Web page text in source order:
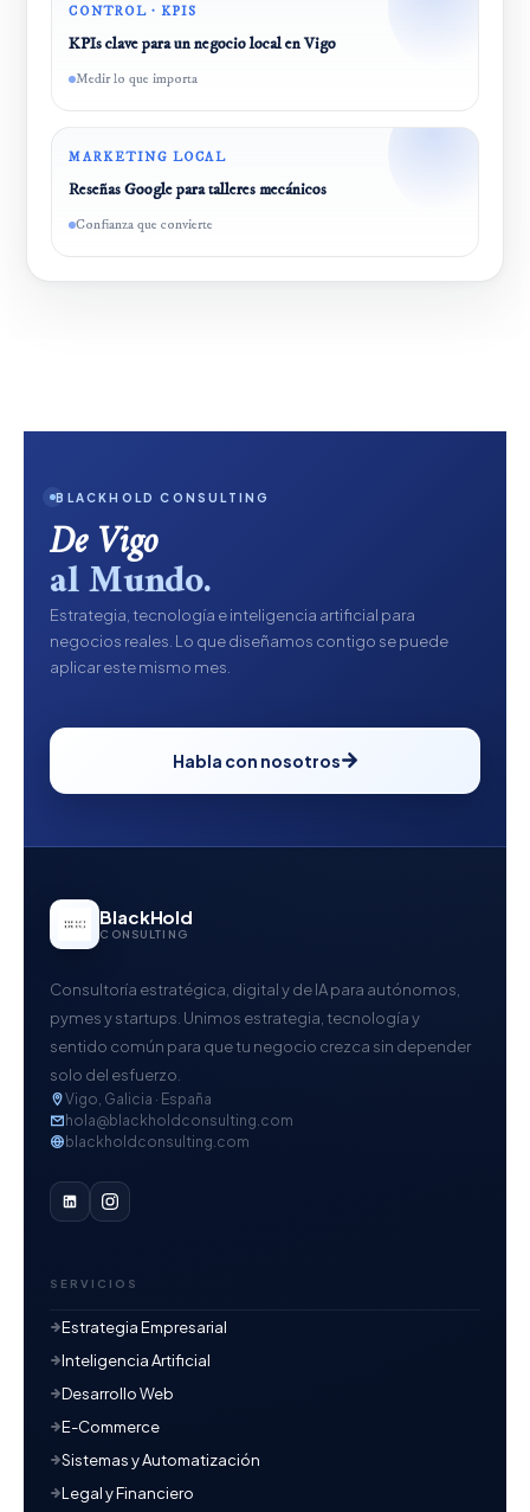
CONTROL · KPIS
KPIs clave para un negocio local en Vigo
Medir lo que importa
MARKETING LOCAL
Reseñas Google para talleres mecánicos
Confianza que convierte
BLACKHOLD CONSULTING
De Vigo
al Mundo.
Estrategia, tecnología e inteligencia artificial para
negocios reales. Lo que diseñamos contigo se puede
aplicar este mismo mes.
Habla con nosotros
BlackHold
CONSULTING
Consultoría estratégica, digital y de IA para autónomos,
pymes y startups. Unimos estrategia, tecnología y
sentido común para que tu negocio crezca sin depender
solo del esfuerzo.
Vigo, Galicia · España
hola@blackholdconsulting.com
blackholdconsulting.com
SERVICIOS
Estrategia Empresarial
Inteligencia Artificial
Desarrollo Web
E-Commerce
Sistemas y Automatización
Legal y Financiero